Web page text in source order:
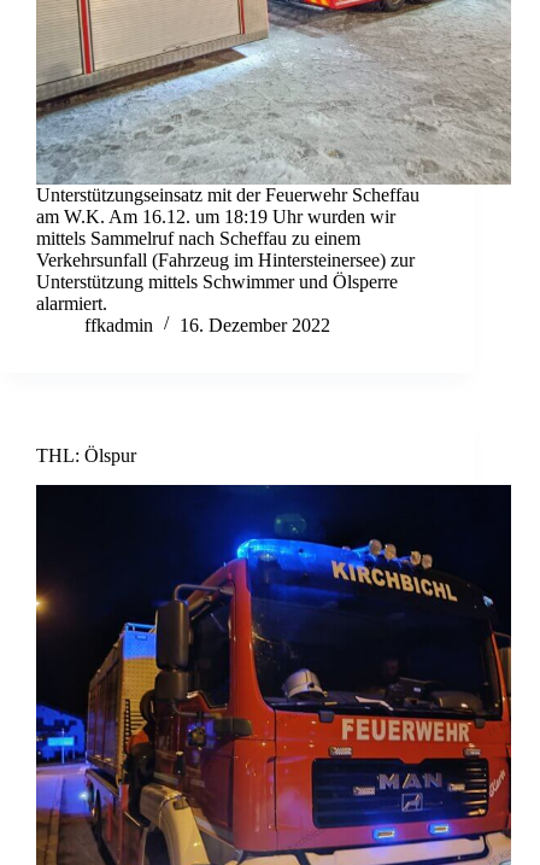
Unterstützungseinsatz mit der Feuerwehr Scheffau
am W.K. Am 16.12. um 18:19 Uhr wurden wir
mittels Sammelruf nach Scheffau zu einem
Verkehrsunfall (Fahrzeug im Hintersteinersee) zur
Unterstützung mittels Schwimmer und Ölsperre
alarmiert.
ffkadmin
16. Dezember 2022
THL: Ölspur